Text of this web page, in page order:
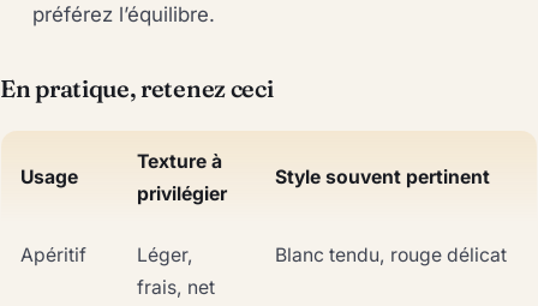
préférez l’équilibre.
En pratique, retenez ceci
Usage
Texture à
privilégier
Style souvent pertinent
Apéritif
Léger,
frais, net
Blanc tendu, rouge délicat